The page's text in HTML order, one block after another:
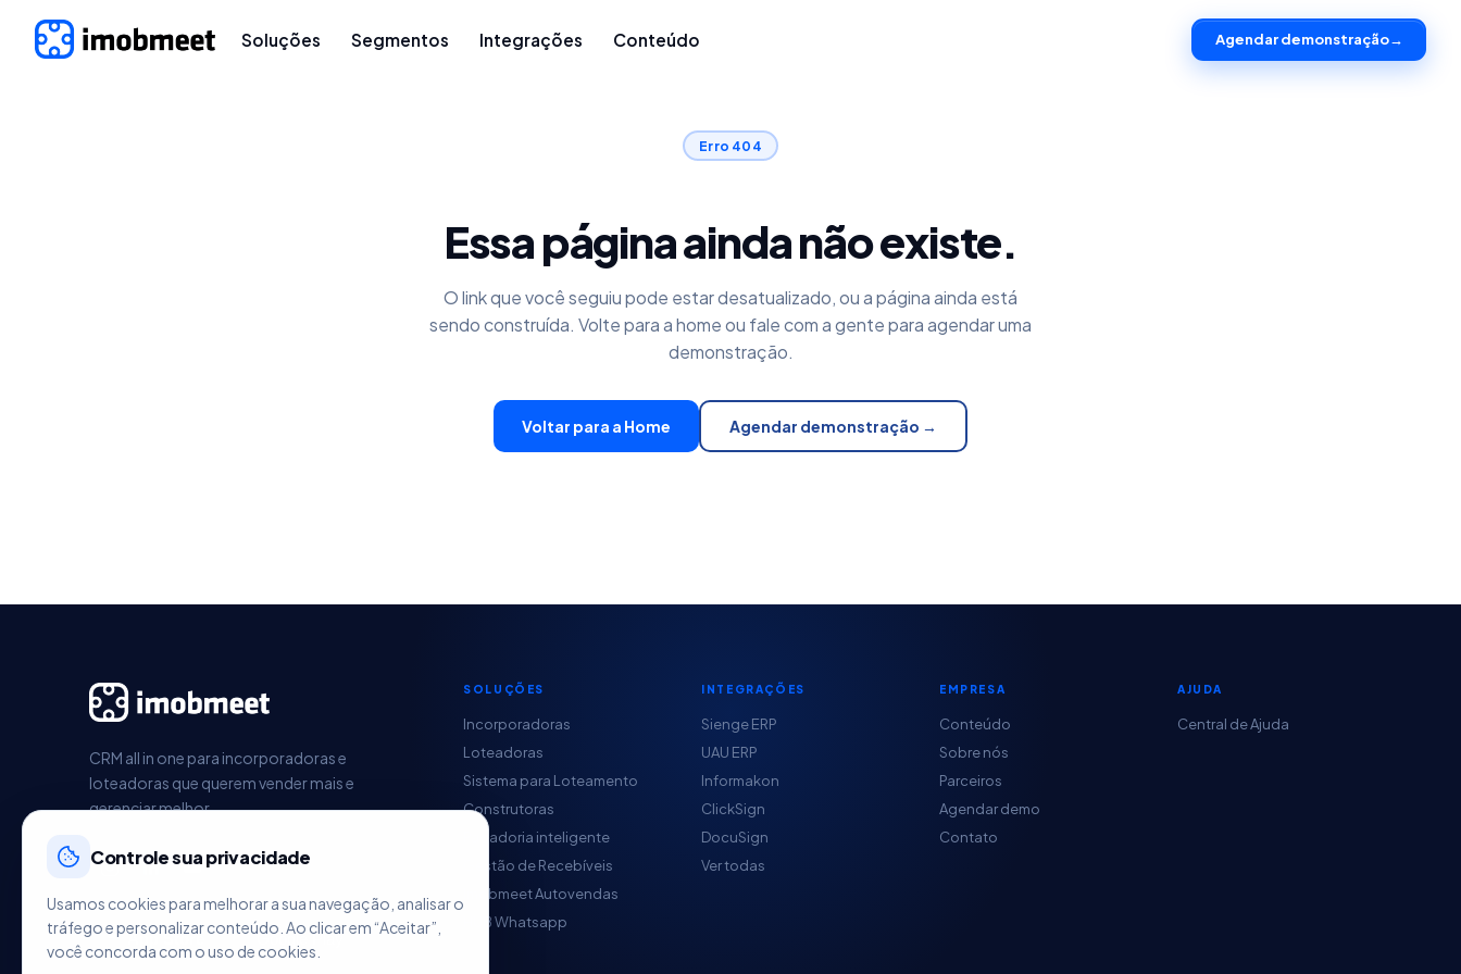
Soluções Segmentos Integrações Conteúdo Agendar demonstração→
Erro 404
Essa página ainda não existe.
O link que você seguiu pode estar desatualizado, ou a página ainda está
sendo construída. Volte para a home ou fale com a gente para agendar uma
demonstração.
Voltar para a Home Agendar demonstração →
CRM all in one para incorporadoras e
loteadoras que querem vender mais e
gerenciar melhor.
SOLUÇÕES
Incorporadoras
Loteadoras
Sistema para Loteamento
Construtoras
Pagadoria inteligente
Gestão de Recebíveis
Imobmeet Autovendas
HUB Whatsapp
INTEGRAÇÕES
Sienge ERP
UAU ERP
Informakon
ClickSign
DocuSign
Ver todas
EMPRESA
Conteúdo
Sobre nós
Parceiros
Agendar demo
Contato
AJUDA
Central de Ajuda
Controle sua privacidade
Usamos cookies para melhorar a sua navegação, analisar o
tráfego e personalizar conteúdo. Ao clicar em “Aceitar”,
você concorda com o uso de cookies.